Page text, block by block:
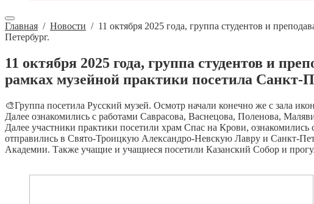
Главная / Новости / 11 октября 2025 года, группа студентов и
Петербург.
11 октября 2025 года, группа студентов и
рамках музейной практики посетила Санкт-
🎨Группа посетила Русский музей. Осмотр начали конечно же с зала
Далее ознакомились с работами Саврасова, Васнецова, Поленова,
Далее участники практики посетили храм Спас на Крови,
отправились в Свято-Троицкую Александро-Невскую Лавру и Санкт-
Академии. Также учащие и учащиеся посетили Казанский Собор и